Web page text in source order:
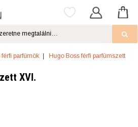
férfi parfümök Hugo Boss férfi parfümszett
XVI.